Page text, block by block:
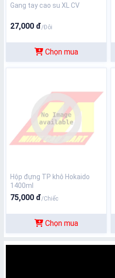
Gang tay cao su XL CV
27,000 đ/Đôi
Chọn mua
Hộp đựng TP khô Hokaido
1400ml
75,000 đ/Chiếc
Chọn mua